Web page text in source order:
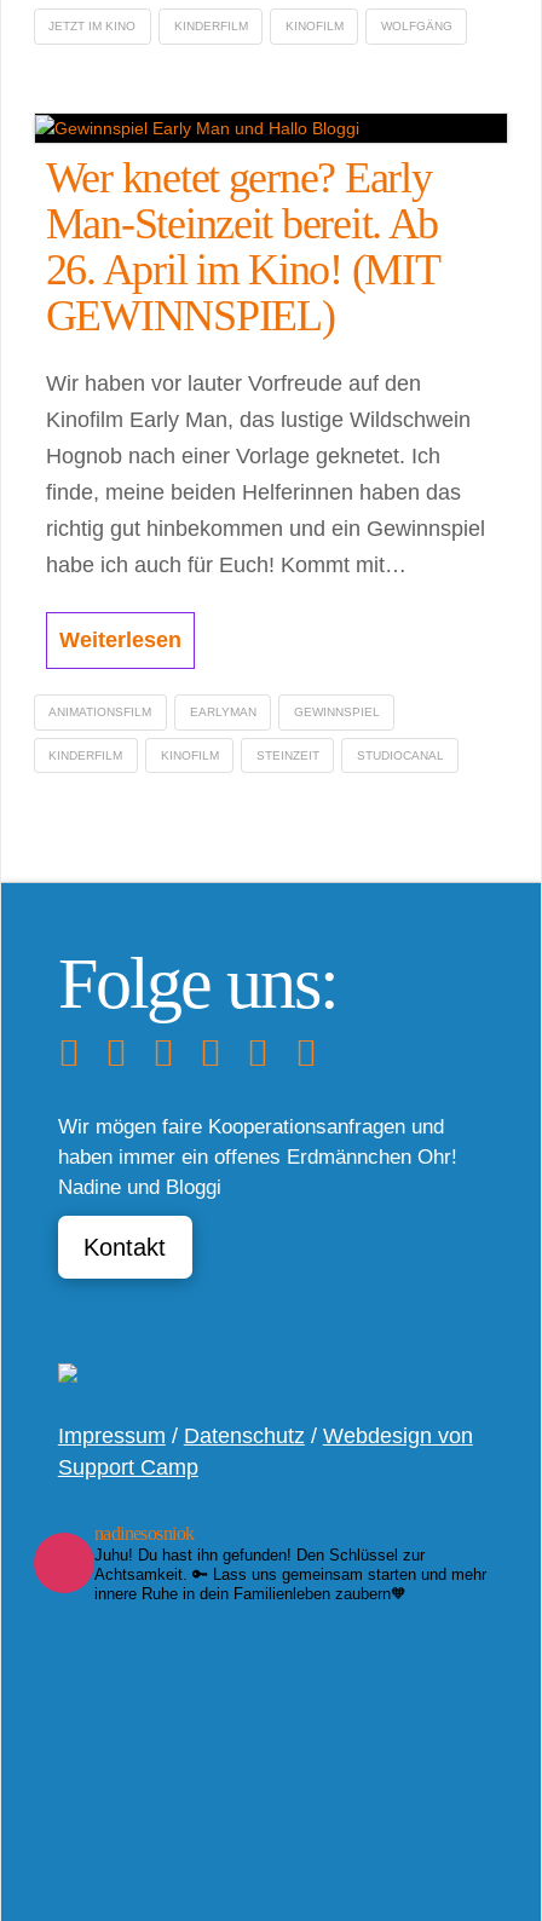
JETZT IM KINO KINDERFILM KINOFILM WOLFGÄNG
Wer knetet gerne? Early
Man-Steinzeit bereit. Ab
26. April im Kino! (MIT
GEWINNSPIEL)
Wir haben vor lauter Vorfreude auf den
Kinofilm Early Man, das lustige Wildschwein
Hognob nach einer Vorlage geknetet. Ich
finde, meine beiden Helferinnen haben das
richtig gut hinbekommen und ein Gewinnspiel
habe ich auch für Euch! Kommt mit…
Weiterlesen
ANIMATIONSFILM EARLYMAN GEWINNSPIEL
KINDERFILM KINOFILM STEINZEIT STUDIOCANAL
Folge uns:
Wir mögen faire Kooperationsanfragen und
haben immer ein offenes Erdmännchen Ohr!
Nadine und Bloggi
Kontakt
Impressum / Datenschutz / Webdesign von
Support Camp
nadinesosniok
Juhu! Du hast ihn gefunden! Den Schlüssel zur
Achtsamkeit. 🔑 Lass uns gemeinsam starten und mehr
innere Ruhe in dein Familienleben zaubern🧡